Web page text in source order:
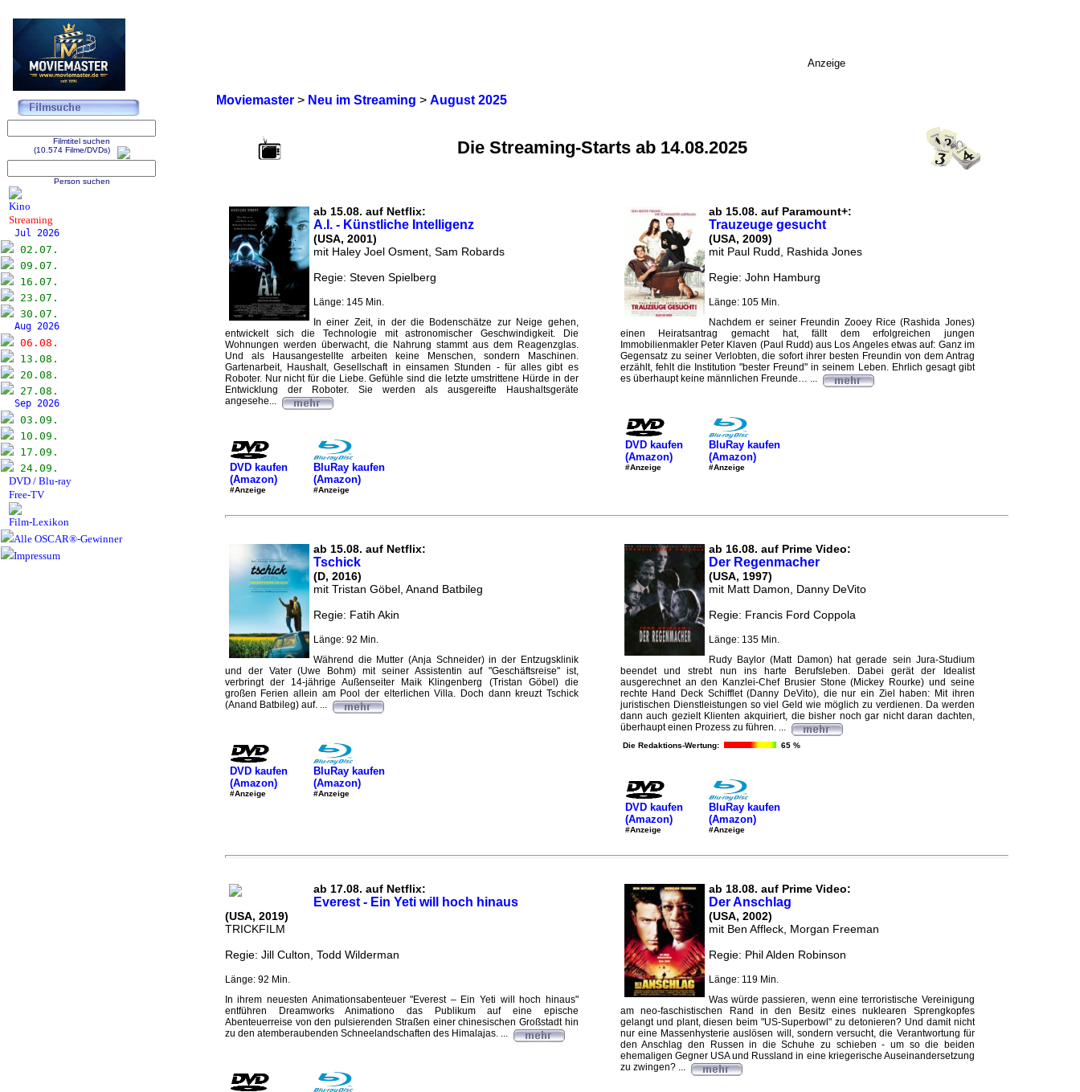
Moviemaster> Neu im Streaming > August 2025
Die Streaming-Starts ab 14.08.2025
ab 15.08. auf Netflix:
A.I. - Künstliche Intelligenz
(USA, 2001)
mit Haley Joel Osment, Sam Robards
Regie: Steven Spielberg
Länge: 145 Min.
In einer Zeit, in der die Bodenschätze zur Neige gehen,
entwickelt sich die Technologie mit astronomischer Geschwindigkeit. Die
Wohnungen werden überwacht, die Nahrung stammt aus dem Reagenzglas.
Und als Hausangestellte arbeiten keine Menschen, sondern Maschinen.
Gartenarbeit, Haushalt, Gesellschaft in einsamen Stunden - für alles gibt es
Roboter. Nur nicht für die Liebe. Gefühle sind die letzte umstrittene Hürde in der
Entwicklung der Roboter. Sie werden als ausgereifte Haushaltsgeräte
angesehe...
DVD kaufen
(Amazon)
#Anzeige
BluRay kaufen
(Amazon)
#Anzeige
ab 15.08. auf Paramount+:
Trauzeuge gesucht
(USA, 2009)
mit Paul Rudd, Rashida Jones
Regie: John Hamburg
Länge: 105 Min.
Nachdem er seiner Freundin Zooey Rice (Rashida Jones)
einen Heiratsantrag gemacht hat, fällt dem erfolgreichen jungen
Immobilienmakler Peter Klaven (Paul Rudd) aus Los Angeles etwas auf: Ganz im
Gegensatz zu seiner Verlobten, die sofort ihrer besten Freundin von dem Antrag
erzählt, fehlt die Institution "bester Freund" in seinem Leben. Ehrlich gesagt gibt
es überhaupt keine männlichen Freunde… ...
DVD kaufen
(Amazon)
#Anzeige
BluRay kaufen
(Amazon)
#Anzeige
ab 15.08. auf Netflix:
Tschick
(D, 2016)
mit Tristan Göbel, Anand Batbileg
Regie: Fatih Akin
Länge: 92 Min.
Während die Mutter (Anja Schneider) in der Entzugsklinik
und der Vater (Uwe Bohm) mit seiner Assistentin auf "Geschäftsreise" ist,
verbringt der 14-jährige Außenseiter Maik Klingenberg (Tristan Göbel) die
großen Ferien allein am Pool der elterlichen Villa. Doch dann kreuzt Tschick
(Anand Batbileg) auf. ...
DVD kaufen
(Amazon)
#Anzeige
BluRay kaufen
(Amazon)
#Anzeige
ab 16.08. auf Prime Video:
Der Regenmacher
(USA, 1997)
mit Matt Damon, Danny DeVito
Regie: Francis Ford Coppola
Länge: 135 Min.
Rudy Baylor (Matt Damon) hat gerade sein Jura-Studium
beendet und strebt nun ins harte Berufsleben. Dabei gerät der Idealist
ausgerechnet an den Kanzlei-Chef Brusier Stone (Mickey Rourke) und seine
rechte Hand Deck Schifflet (Danny DeVito), die nur ein Ziel haben: Mit ihren
juristischen Dienstleistungen so viel Geld wie möglich zu verdienen. Da werden
dann auch gezielt Klienten akquiriert, die bisher noch gar nicht daran dachten,
überhaupt einen Prozess zu führen. ...
Die Redaktions-Wertung: 65 %
DVD kaufen
(Amazon)
#Anzeige
BluRay kaufen
(Amazon)
#Anzeige
ab 17.08. auf Netflix:
Everest - Ein Yeti will hoch hinaus
(USA, 2019)
TRICKFILM
Regie: Jill Culton, Todd Wilderman
Länge: 92 Min.
In ihrem neuesten Animationsabenteuer "Everest – Ein Yeti will hoch hinaus"
entführen Dreamworks Animationo das Publikum auf eine epische
Abenteuerreise von den pulsierenden Straßen einer chinesischen Großstadt hin
zu den atemberaubenden Schneelandschaften des Himalajas. ...
ab 18.08. auf Prime Video:
Der Anschlag
(USA, 2002)
mit Ben Affleck, Morgan Freeman
Regie: Phil Alden Robinson
Länge: 119 Min.
Was würde passieren, wenn eine terroristische Vereinigung
am neo-faschistischen Rand in den Besitz eines nuklearen Sprengkopfes
gelangt und plant, diesen beim "US-Superbowl" zu detonieren? Und damit nicht
nur eine Massenhysterie auslösen will, sondern versucht, die Verantwortung für
den Anschlag den Russen in die Schuhe zu schieben - um so die beiden
ehemaligen Gegner USA und Russland in eine kriegerische Auseinandersetzung
zu zwingen? ...
Anzeige
Filmtitel suchen
(10.574 Filme/DVDs)
Person suchen
Kino
Streaming
Jul 2026
02.07.
09.07.
16.07.
23.07.
30.07.
Aug 2026
06.08.
13.08.
20.08.
27.08.
Sep 2026
03.09.
10.09.
17.09.
24.09.
DVD / Blu-ray
Free-TV
Film-Lexikon
Alle OSCAR®-Gewinner
Impressum